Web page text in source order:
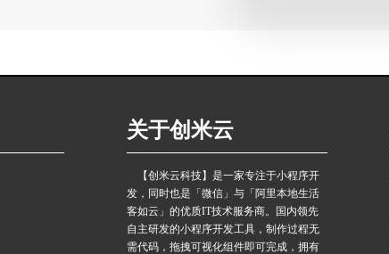
关于创米云
【创米云科技】是一家专注于小程序开
发，同时也是「微信」与「阿里本地生活
客如云」的优质IT技术服务商。国内领先
自主研发的小程序开发工具，制作过程无
需代码，拖拽可视化组件即可完成，拥有